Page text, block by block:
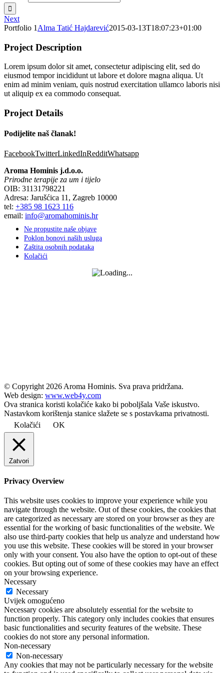
Next
Portfolio 1 Alma Tatić Hajdarević2015-03-13T18:07:23+01:00
Project Description
Lorem ipsum dolor sit amet, consectetur adipiscing elit, sed do
eiusmod tempor incididunt ut labore et dolore magna aliqua. Ut
enim ad minim veniam, quis nostrud exercitation ullamco laboris nisi
ut aliquip ex ea commodo consequat.
Project Details
Podijelite naš članak!
FacebookTwitterLinkedInRedditWhatsapp
Aroma Hominis j.d.o.o.
Prirodne terapije za um i tijelo
OIB: 31131798221
Adresa: Jarušćica 11, Zagreb 10000
tel: +385 98 1623 116
email: info@aromahominis.hr
Ne propustite naše objave
Poklon bonovi naših usluga
Zaštita osobnih podataka
Kolačići
© Copyright 2026 Aroma Hominis. Sva prava pridržana.
Web design: www.web4y.com
Ova stranica koristi kolačiće kako bi poboljšala Vaše iskustvo.
Nastavkom korištenja stanice slažete se s postavkama privatnosti.
Kolačići
OK
Zatvori
Privacy Overview
This website uses cookies to improve your experience while you
navigate through the website. Out of these cookies, the cookies that
are categorized as necessary are stored on your browser as they are
essential for the working of basic functionalities of the website. We
also use third-party cookies that help us analyze and understand how
you use this website. These cookies will be stored in your browser
only with your consent. You also have the option to opt-out of these
cookies. But opting out of some of these cookies may have an effect
on your browsing experience.
Necessary
Necessary
Uvijek omogućeno
Necessary cookies are absolutely essential for the website to
function properly. This category only includes cookies that ensures
basic functionalities and security features of the website. These
cookies do not store any personal information.
Non-necessary
Non-necessary
Any cookies that may not be particularly necessary for the website